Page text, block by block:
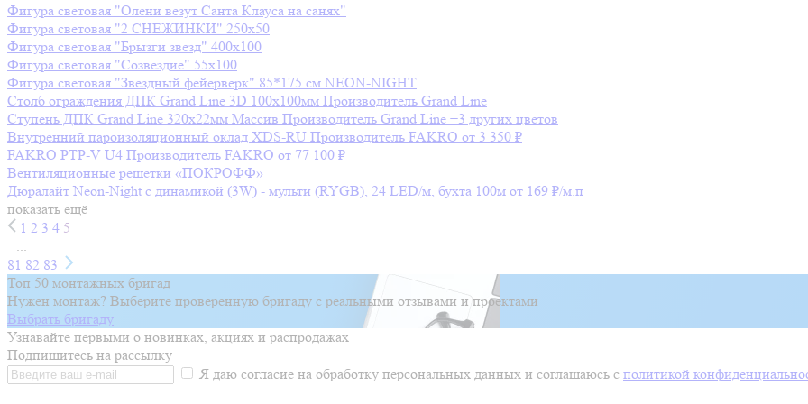
Фигура световая "Олени везут Санта Клауса на санях"
Фигура световая "2 СНЕЖИНКИ" 250х50
Фигура световая "Брызги звезд" 400х100
Фигура световая "Созвездие" 55х100
Фигура световая "Звездный фейерверк" 85*175 см NEON-NIGHT
Столб ограждения ДПК Grand Line 3D 100х100мм Производитель Grand Line
Ступень ДПК Grand Line 320х22мм Массив Производитель Grand Line +3 других цветов
Внутренний пароизоляционный оклад XDS-RU Производитель FAKRO от 3 350 ₽
FAKRO PTP-V U4 Производитель FAKRO от 77 100 ₽
Вентиляционные решетки «ПОКРОФФ»
Дюралайт Neon-Night с динамикой (3W) - мульти (RYGB), 24 LED/м, бухта 100м от 169 ₽/м.п
показать ещё
1 2 3 4 5
...
81 82 83
Топ 50 монтажных бригад
Нужен монтаж? Выберите проверенную бригаду с реальными отзывами и проектами
Выбрать бригаду
Узнавайте первыми о новинках, акциях и распродажах
Подпишитесь на рассылку
Я даю согласие на обработку персональных данных и соглашаюсь с политикой